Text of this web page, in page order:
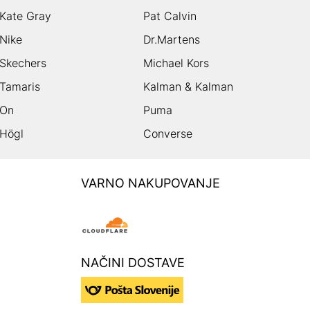
Gray
Pat Calvin
Dr.Martens
Michael Kors
Kalman & Kalman
Puma
Converse
VARNO NAKUPOVANJE
NAČINI DOSTAVE